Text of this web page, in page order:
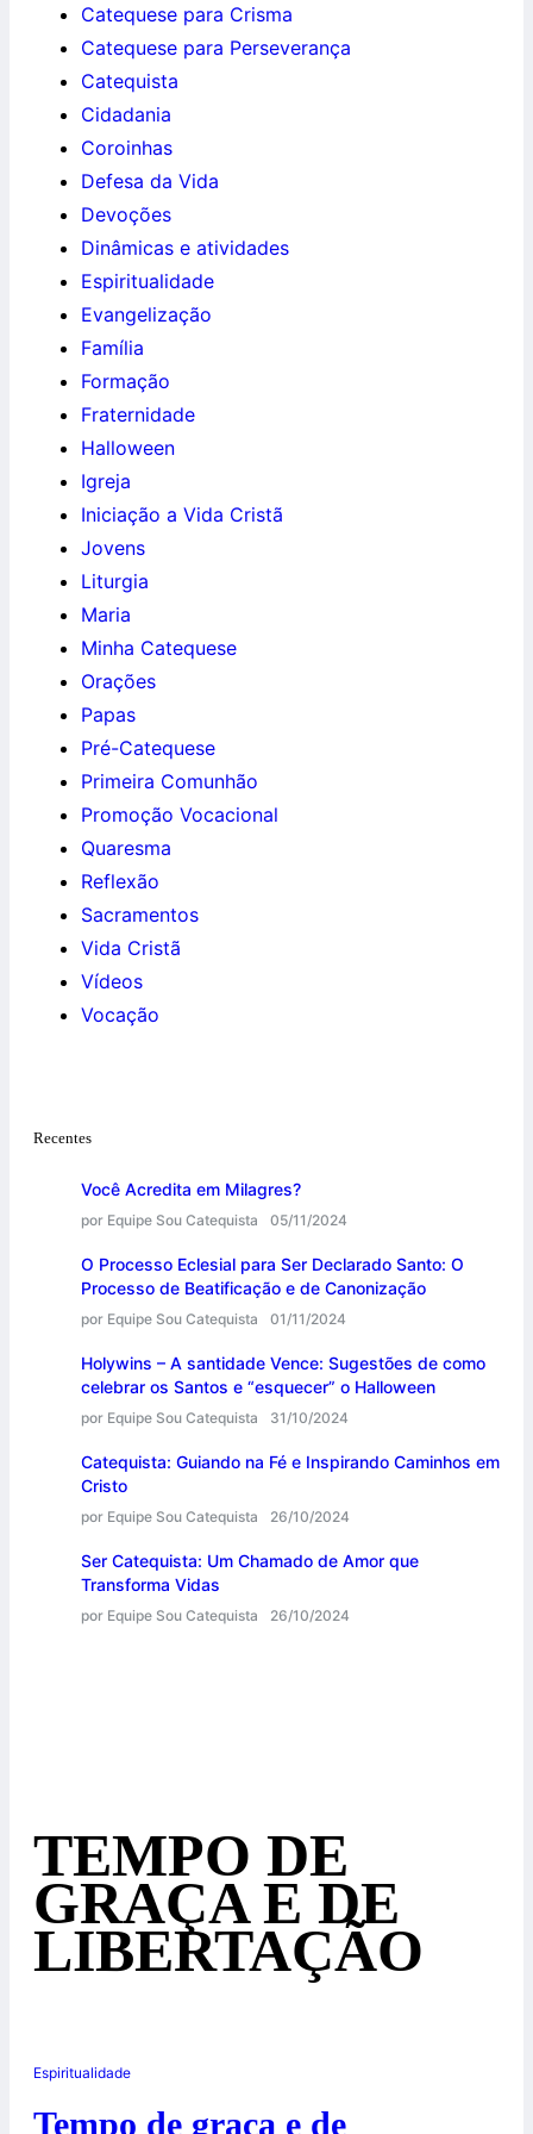
Catequese para Crisma
Catequese para Perseverança
Catequista
Cidadania
Coroinhas
Defesa da Vida
Devoções
Dinâmicas e atividades
Espiritualidade
Evangelização
Família
Formação
Fraternidade
Halloween
Igreja
Iniciação a Vida Cristã
Jovens
Liturgia
Maria
Minha Catequese
Orações
Papas
Pré-Catequese
Primeira Comunhão
Promoção Vocacional
Quaresma
Reflexão
Sacramentos
Vida Cristã
Vídeos
Vocação
Recentes
Você Acredita em Milagres?
por Equipe Sou Catequista 05/11/2024
O Processo Eclesial para Ser Declarado Santo: O
Processo de Beatificação e de Canonização
por Equipe Sou Catequista 01/11/2024
Holywins – A santidade Vence: Sugestões de como
celebrar os Santos e “esquecer” o Halloween
por Equipe Sou Catequista 31/10/2024
Catequista: Guiando na Fé e Inspirando Caminhos em
Cristo
por Equipe Sou Catequista 26/10/2024
Ser Catequista: Um Chamado de Amor que
Transforma Vidas
por Equipe Sou Catequista 26/10/2024
TEMPO DE
GRAÇA E DE
LIBERTAÇÃO
Espiritualidade
Tempo de graça e de